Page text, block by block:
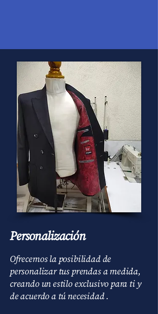
Personalización
Ofrecemos la posibilidad de
personalizar tus prendas a medida,
creando un estilo exclusivo para ti y
de acuerdo a tú necesidad .